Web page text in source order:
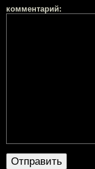
комментарий: